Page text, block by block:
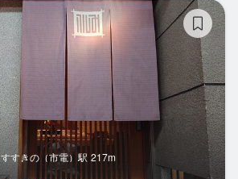
すすきの（市電） 駅 217m